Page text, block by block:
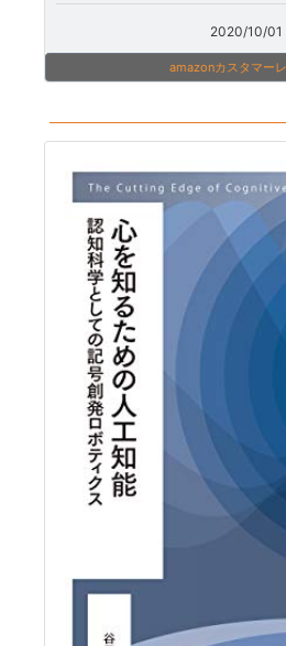
2020/10/01
amazonカスタマー